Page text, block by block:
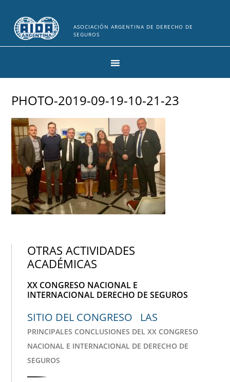
ASOCIACIÓN ARGENTINA DE DERECHO DE
SEGUROS
PHOTO-2019-09-19-10-21-23
OTRAS ACTIVIDADES
ACADÉMICAS
XX CONGRESO NACIONAL E
INTERNACIONAL DERECHO DE SEGUROS
SITIO DEL CONGRESO LAS
PRINCIPALES CONCLUSIONES DEL XX CONGRESO
NACIONAL E INTERNACIONAL DE DERECHO DE
SEGUROS